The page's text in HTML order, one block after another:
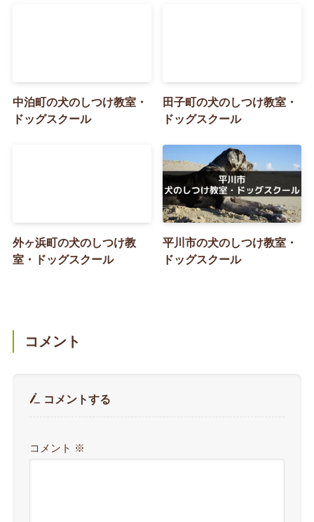
中泊町の犬のしつけ教室・
ドッグスクール
田子町の犬のしつけ教室・
ドッグスクール
外ヶ浜町の犬のしつけ教
室・ドッグスクール
平川市の犬のしつけ教室・
ドッグスクール
コメント
コメントする
コメント ※